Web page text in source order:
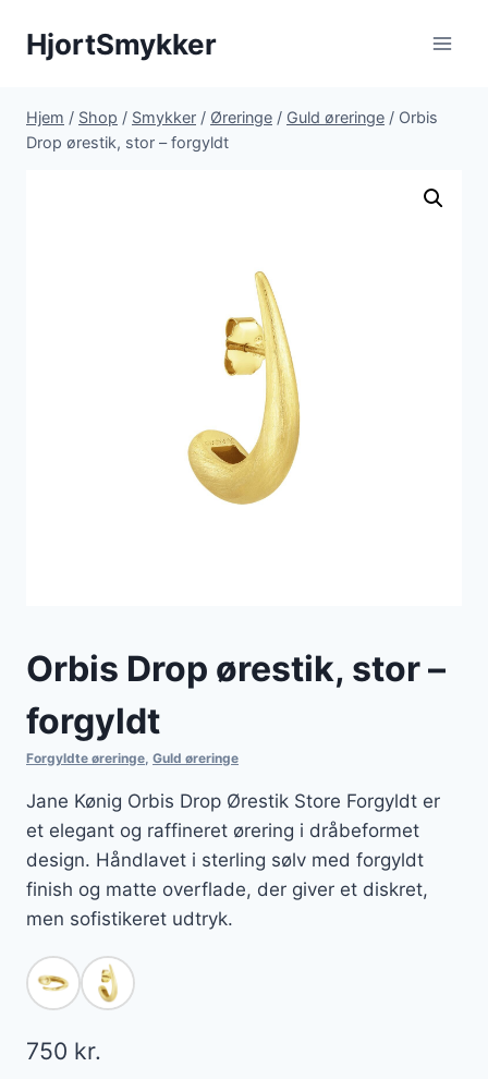
HjortSmykker
Hjem / Shop / Smykker / Øreringe / Guld øreringe / Orbis
Drop ørestik, stor – forgyldt
Orbis Drop ørestik, stor –
forgyldt
Forgyldte øreringe, Guld øreringe
Jane Kønig Orbis Drop Ørestik Store Forgyldt er
et elegant og raffineret ørering i dråbeformet
design. Håndlavet i sterling sølv med forgyldt
finish og matte overflade, der giver et diskret,
men sofistikeret udtryk.
750 kr.